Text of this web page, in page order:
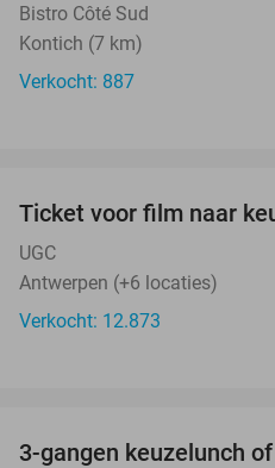
Bistro Côté Sud
Kontich (7 km)
Verkocht: 887
Ticket voor film naar
UGC
Antwerpen (+6 locaties)
Verkocht: 12.873
3-gangen keuzelunch